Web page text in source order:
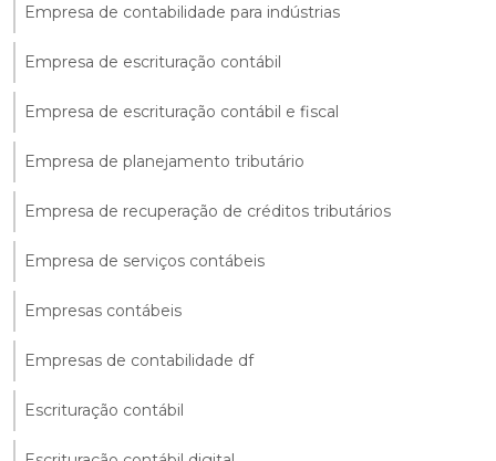
Empresa de contabilidade para indústrias
Empresa de escrituração contábil
Empresa de escrituração contábil e fiscal
Empresa de planejamento tributário
Empresa de recuperação de créditos tributários
Empresa de serviços contábeis
Empresas contábeis
Empresas de contabilidade df
Escrituração contábil